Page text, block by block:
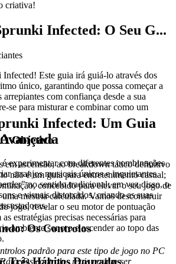
criativa!
Infected: O Seu G...
Infected! Este guia irá guiá-lo através dos
único, garantindo que possa começar a
arrepiantes com confiança desde a sua
se para misturar e combinar como um
Objetivo
experimentar com diferentes combinações
arranjos musicais únicos e inquietantes.
no sentido tradicional; em vez disso, o
e visuais distorcidos, criando as suas
Os Controlos
padrão para este tipo de jogo no PC
Os controlos reais podem ser
Infected: Um Guia
em ascensão, ao breakdown tático definitivo
não é um guia para entretenimento casual;
concebido para elevar o seu jogo de
mestria calculada. Vamos desconstruir
jogo, revelar o seu motor de pontuação
estratégias precisas necessárias para
ambiente sonoro e ascender ao topo das
Três Hábitos Dourados